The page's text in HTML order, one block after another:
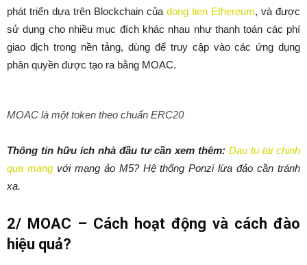
phát triển dựa trên Blockchain của dong tien Ethereum, và được
sử dụng cho nhiều mục đích khác nhau như thanh toán các phí
giao dịch trong nền tảng, dùng để truy cập vào các ứng dụng
phân quyền được tạo ra bằng MOAC.
MOAC là một token theo chuẩn ERC20
Thông tin hữu ích nhà đầu tư cần xem thêm:Dau tu tai chinh
qua mangvới mạng ảo M5? Hệ thống Ponzi lừa đảo cần tránh
xa.
2/ MOAC – Cách hoạt động và cách đào
hiệu quả?